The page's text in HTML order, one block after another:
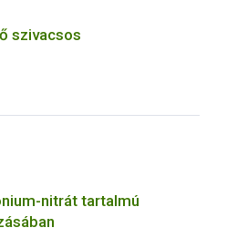
szivacsos
nitrát tartalmú